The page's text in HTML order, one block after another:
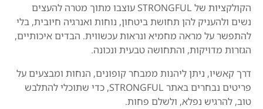
הקולקציות של STRONGFUL עוצבו מתוך מטרה להעצים
נשים ולהעניק להן תחושת ביטחון, נוחות ואנרגיה חיובית, בלי
להתפשר על מראה מחמיא ונראות עכשווית. הבדים איכותיים,
הגזרות מדויקות, והתחושה טבעית ונכונה.
דרך קאשיו, ניתן ליהנות ממבחר קופונים, הנחות ומבצעים על
פריטים נבחרים באתר STRONGFUL, כדי שתוכלי להתלבש
טוב, להרגיש נפלא, ולשלם פחות.